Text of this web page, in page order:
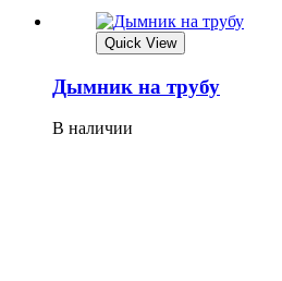
Quick View
Дымник на трубу
В наличии